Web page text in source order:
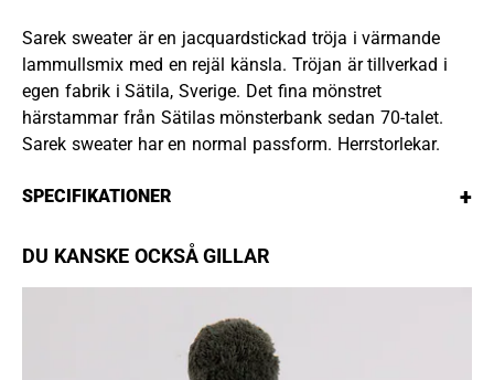
Sarek sweater är en jacquardstickad tröja i värmande
lammullsmix med en rejäl känsla. Tröjan är tillverkad i
egen fabrik i Sätila, Sverige. Det fina mönstret
härstammar från Sätilas mönsterbank sedan 70-talet.
Sarek sweater har en normal passform. Herrstorlekar.
SPECIFIKATIONER +
DU KANSKE OCKSÅ GILLAR